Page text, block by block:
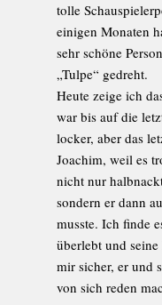
tolle
einigen Monaten
sehr schöne
„Tulpe“ gedreht.
Heute zeige ich
war bis auf die
locker, aber das
Joachim, weil es
nicht nur
sondern er dann
musste. Ich finde
überlebt und
mir sicher, er und
von sich reden